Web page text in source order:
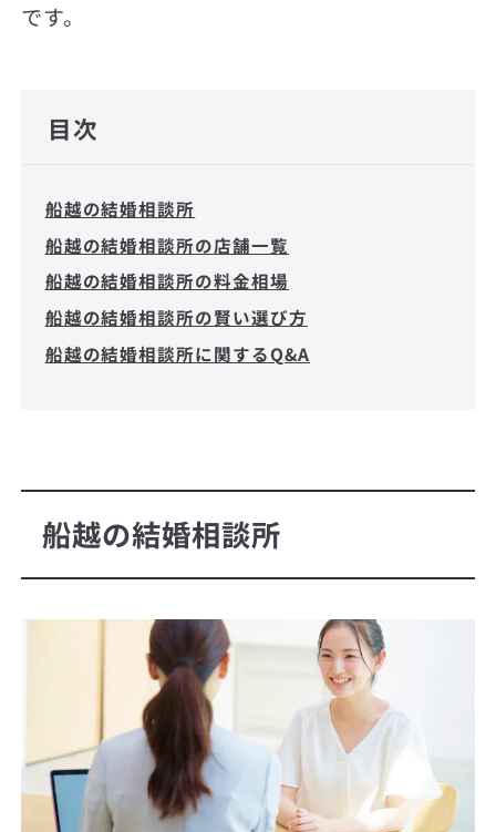
です。
目次
船越の結婚相談所
船越の結婚相談所の店舗一覧
船越の結婚相談所の料金相場
船越の結婚相談所の賢い選び方
船越の結婚相談所に関するQ&A
船越の結婚相談所